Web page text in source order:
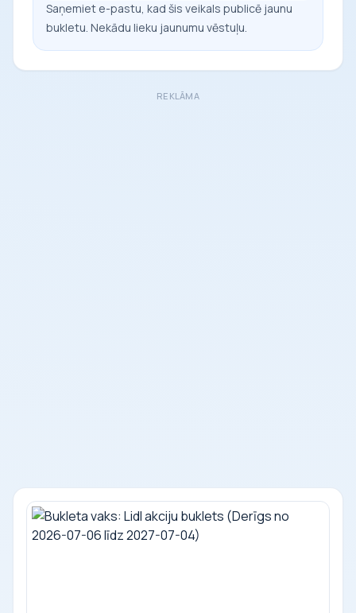
Saņemiet e-pastu, kad šis veikals publicē jaunu
bukletu. Nekādu lieku jaunumu vēstuļu.
REKLĀMA